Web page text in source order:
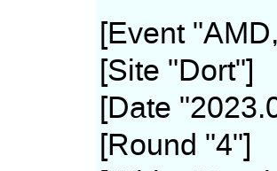
[Event
[Site "Dort"]
[Date
[Round "4"]